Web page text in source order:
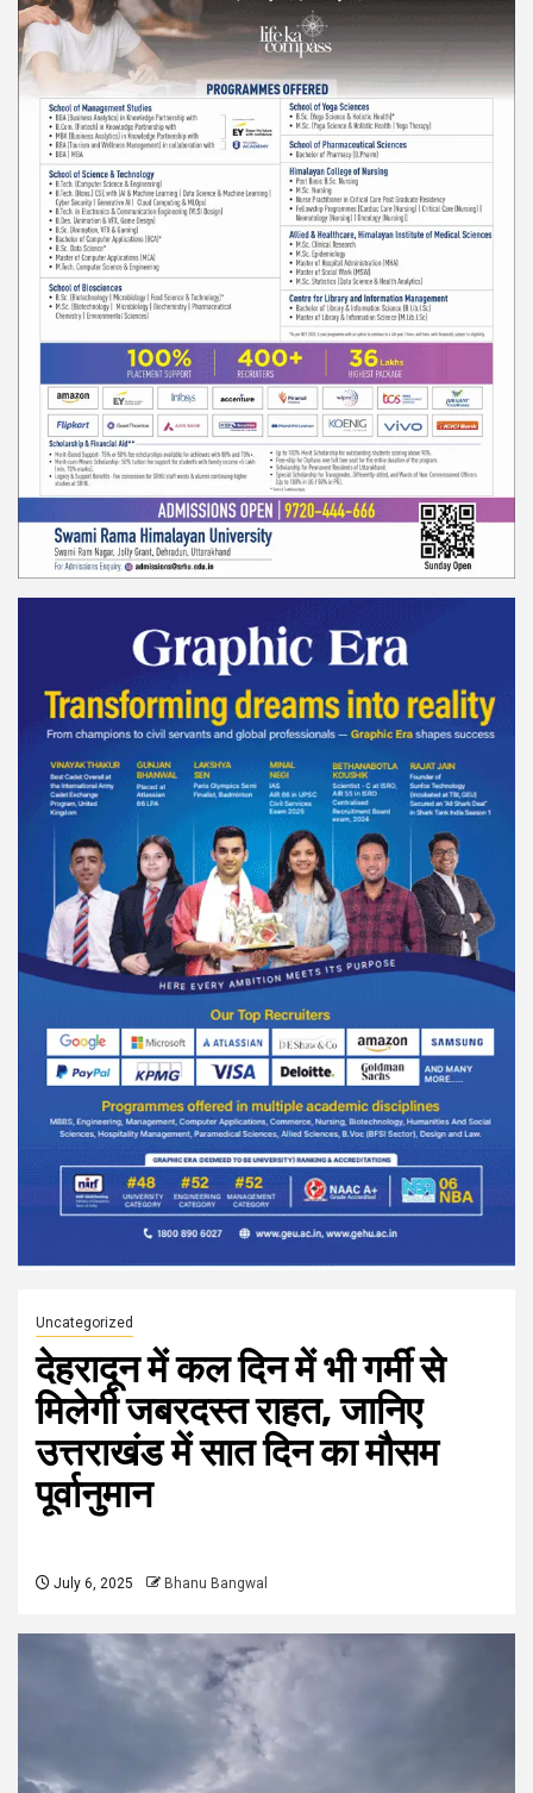
Uncategorized
देहरादून में कल दिन में भी गर्मी से
मिलेगी जबरदस्त राहत, जानिए
उत्तराखंड में सात दिन का मौसम
पूर्वानुमान
July 6, 2025 Bhanu Bangwal